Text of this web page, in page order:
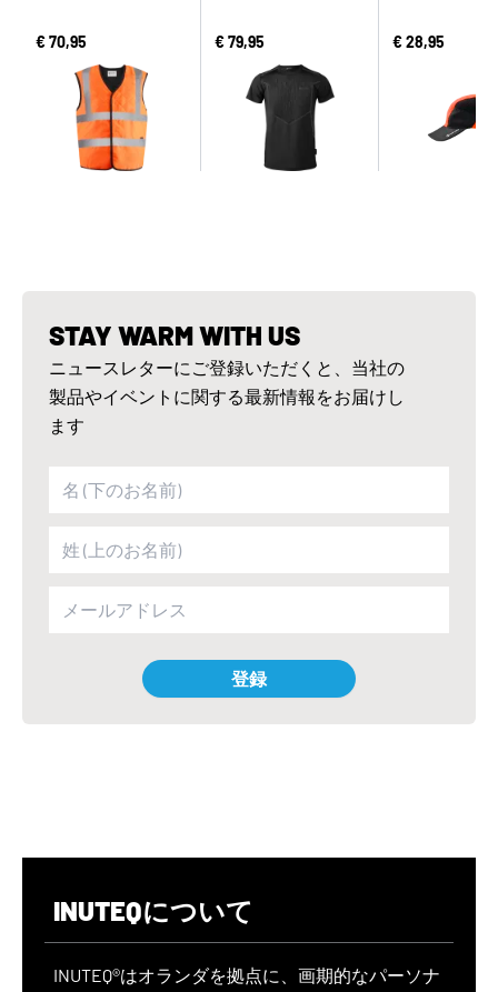
€ 70,95 € 79,95 € 28,95
STAY WARM WITH US
ニュースレターにご登録いただくと、当社の
製品やイベントに関する最新情報をお届けし
ます
登録
INUTEQについて
INUTEQ®はオランダを拠点に、画期的なパーソナ